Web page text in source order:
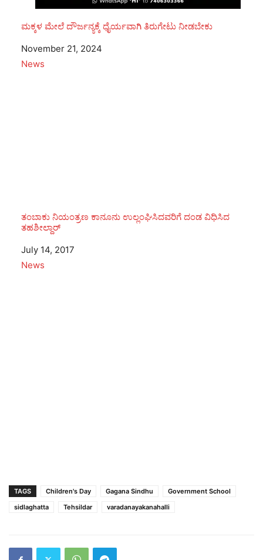
ಮಕ್ಕಳ ಮೇಲೆ ದೌರ್ಜನ್ಯಕ್ಕೆ ಧೈರ್ಯವಾಗಿ ತಿರುಗೇಟು ನೀಡಬೇಕು
Date
November 21, 2024
In relation to
News
ತಂಬಾಕು ನಿಯಂತ್ರಣ ಕಾನೂನು ಉಲ್ಲಂಘಿಸಿದವರಿಗೆ ದಂಡ ವಿಧಿಸಿದ
ತಹಶೀಲ್ದಾರ್‌
Date
July 14, 2017
In relation to
News
TAGS Children's Day Gagana Sindhu
Government School
sidlaghatta
Tehsildar varadanayakanahalli